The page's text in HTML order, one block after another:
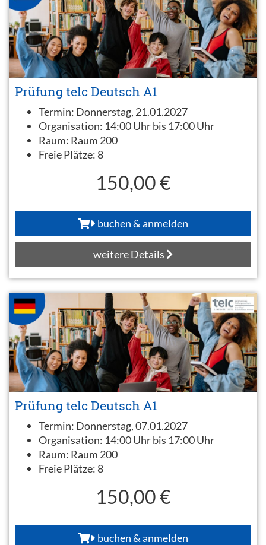
Prüfung telc Deutsch A1
Termin: Donnerstag, 21.01.2027
Organisation: 14:00 Uhr bis 17:00 Uhr
Raum: Raum 200
Freie Plätze: 8
150,00 €
buchen & anmelden
weitere Details
Prüfung telc Deutsch A1
Termin: Donnerstag, 07.01.2027
Organisation: 14:00 Uhr bis 17:00 Uhr
Raum: Raum 200
Freie Plätze: 8
150,00 €
buchen & anmelden